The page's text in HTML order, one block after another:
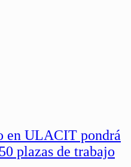
en ULACIT pondrá
plazas de trabajo